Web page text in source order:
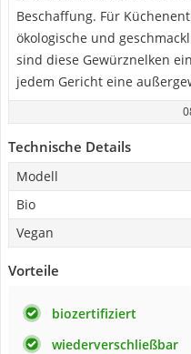
Beschaffung. Für
ökologische und
sind diese Gewürznelken
jedem Gericht eine
Technische Details
Modell
Bio
Vegan
Vorteile
biozertifiziert
wiederverschließbar